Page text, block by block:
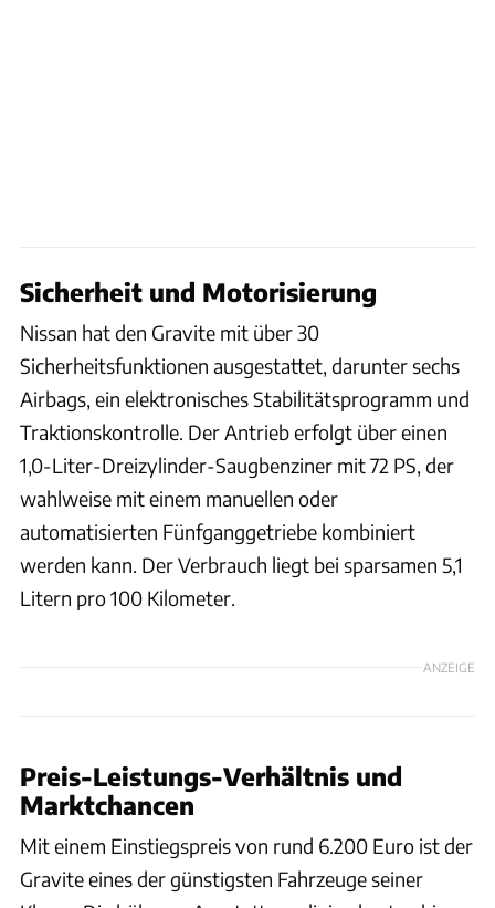
Sicherheit und Motorisierung
Nissan hat den Gravite mit über 30
Sicherheitsfunktionen ausgestattet, darunter sechs
Airbags, ein elektronisches Stabilitätsprogramm und
Traktionskontrolle. Der Antrieb erfolgt über einen
1,0-Liter-Dreizylinder-Saugbenziner mit 72 PS, der
wahlweise mit einem manuellen oder
automatisierten Fünfganggetriebe kombiniert
werden kann. Der Verbrauch liegt bei sparsamen 5,1
Litern pro 100 Kilometer.
ANZEIGE
Preis-Leistungs-Verhältnis und
Marktchancen
Mit einem Einstiegspreis von rund 6.200 Euro ist der
Gravite eines der günstigsten Fahrzeuge seiner